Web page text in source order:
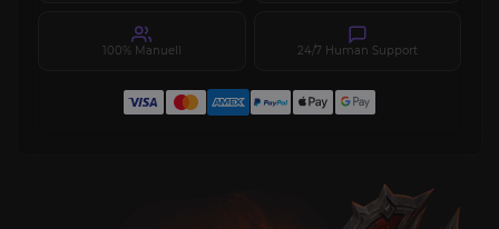
100% Manuell 24/7 Human Support